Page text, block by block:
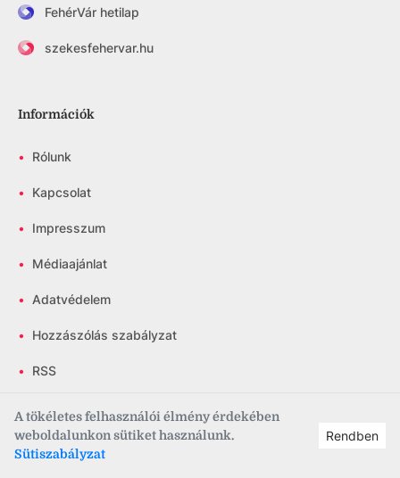
A tökéletes felhasználói élmény érdekében
weboldalunkon sütiket használunk.
Sütiszabályzat
Rendben
FehérVár hetilap
szekesfehervar.hu
Információk
• Rólunk
• Kapcsolat
• Impresszum
• Médiaajánlat
• Adatvédelem
• Hozzászólás szabályzat
• RSS
• Választási irányelvek